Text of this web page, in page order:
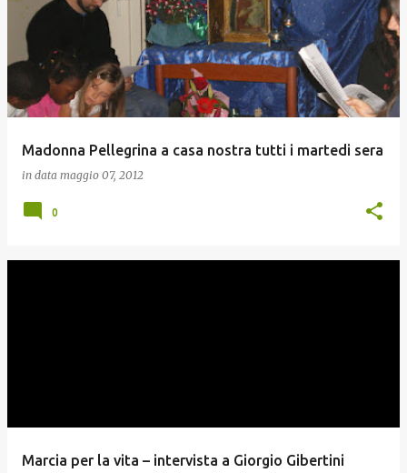
Madonna Pellegrina a casa nostra tutti i martedi sera
in data maggio 07, 2012
0
Marcia per la vita – intervista a Giorgio Gibertini